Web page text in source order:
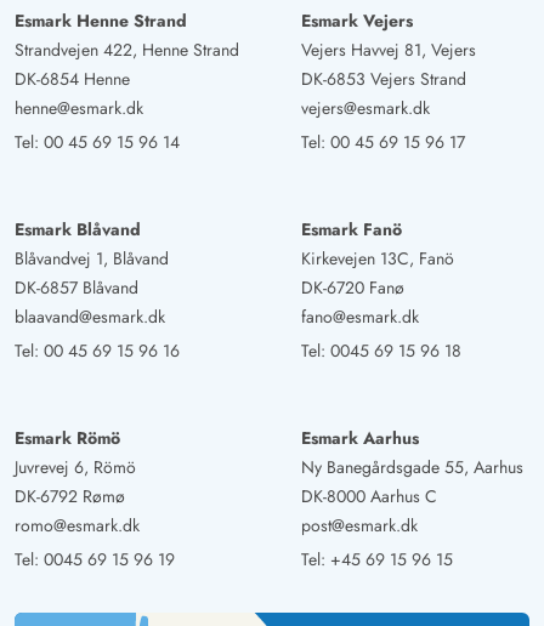
Esmark Henne Strand
Strandvejen 422, Henne Strand
DK-6854 Henne
henne@esmark.dk
Tel: 00 45 69 15 96 14
Esmark Vejers
Vejers Havvej 81, Vejers
DK-6853 Vejers Strand
vejers@esmark.dk
Tel: 00 45 69 15 96 17
Esmark Blåvand
Blåvandvej 1, Blåvand
DK-6857 Blåvand
blaavand@esmark.dk
Tel: 00 45 69 15 96 16
Esmark Fanö
Kirkevejen 13C, Fanö
DK-6720 Fanø
fano@esmark.dk
Tel: 0045 69 15 96 18
Esmark Römö
Juvrevej 6, Römö
DK-6792 Rømø
romo@esmark.dk
Tel: 0045 69 15 96 19
Esmark Aarhus
Ny Banegårdsgade 55, Aarhus
DK-8000 Aarhus C
post@esmark.dk
Tel: +45 69 15 96 15